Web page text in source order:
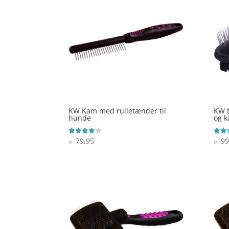
KW Kam med rulletænder til
hunde
Vurderet
4
kr. 79,95
KW
og
3.9
kr.